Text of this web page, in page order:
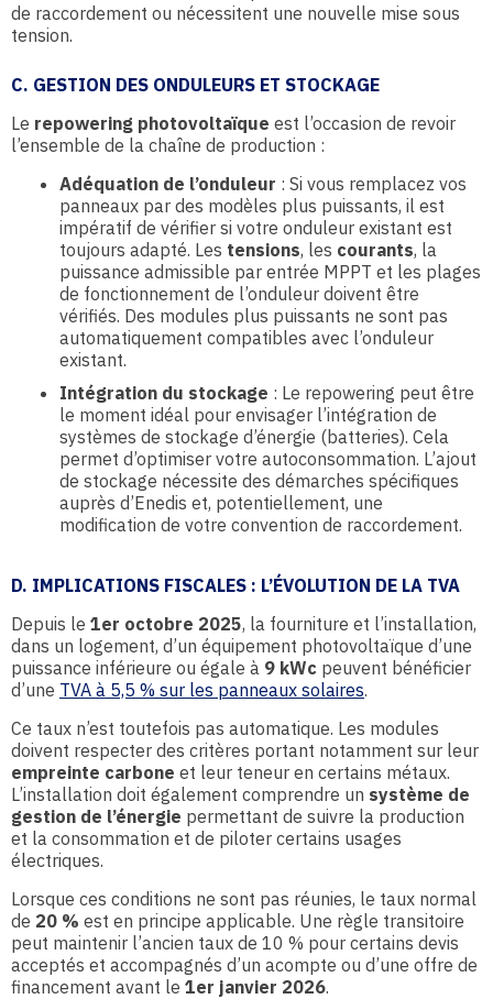
de raccordement ou nécessitent une nouvelle mise sous
tension.
C. GESTION DES ONDULEURS ET STOCKAGE
Le repowering photovoltaïque est l’occasion de revoir
l’ensemble de la chaîne de production :
Adéquation de l’onduleur : Si vous remplacez vos
panneaux par des modèles plus puissants, il est
impératif de vérifier si votre onduleur existant est
toujours adapté. Les tensions, les courants, la
puissance admissible par entrée MPPT et les plages
de fonctionnement de l’onduleur doivent être
vérifiés. Des modules plus puissants ne sont pas
automatiquement compatibles avec l’onduleur
existant.
Intégration du stockage : Le repowering peut être
le moment idéal pour envisager l’intégration de
systèmes de stockage d’énergie (batteries). Cela
permet d’optimiser votre autoconsommation. L’ajout
de stockage nécessite des démarches spécifiques
auprès d’Enedis et, potentiellement, une
modification de votre convention de raccordement.
D. IMPLICATIONS FISCALES : L’ÉVOLUTION DE LA TVA
Depuis le 1er octobre 2025, la fourniture et l’installation,
dans un logement, d’un équipement photovoltaïque d’une
puissance inférieure ou égale à 9 kWc peuvent bénéficier
d’une TVA à 5,5 % sur les panneaux solaires.
Ce taux n’est toutefois pas automatique. Les modules
doivent respecter des critères portant notamment sur leur
empreinte carbone et leur teneur en certains métaux.
L’installation doit également comprendre un système de
gestion de l’énergie permettant de suivre la production
et la consommation et de piloter certains usages
électriques.
Lorsque ces conditions ne sont pas réunies, le taux normal
de 20 % est en principe applicable. Une règle transitoire
peut maintenir l’ancien taux de 10 % pour certains devis
acceptés et accompagnés d’un acompte ou d’une offre de
financement avant le 1er janvier 2026.